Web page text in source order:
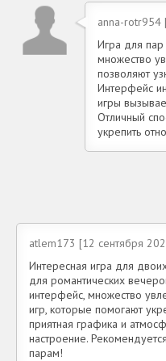
anna-rotr954
Игра для пар
множество
позволяют
Интерфейс
игры
Отличный
укрепить
atlem173 [12 сентября
Интересная игра для
для романтических
интерфейс, множество
игр, которые помогают
приятная графика и
настроение.
парам!